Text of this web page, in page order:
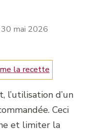
30 mai 2026
la recette
l’utilisation d’un
Ceci
et limiter la